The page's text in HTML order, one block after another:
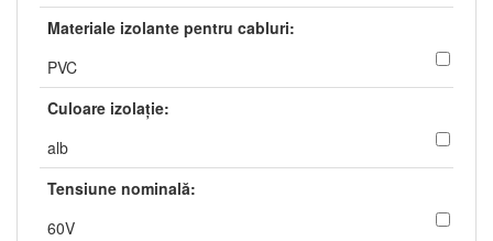
Materiale izolante pentru cabluri:
PVC
Culoare izolaţie:
alb
Tensiune nominală:
60V